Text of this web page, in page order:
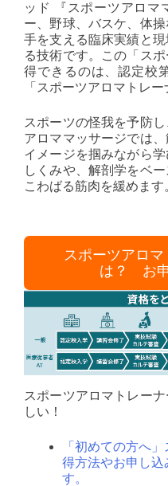
ッド 『スポーツアロマ
ー、野球、バスケ、体
手を支える臨床実績と
る技術です。この「ス
得できるのは、認定校
「スポーツアロマトレ
スポーツの怪我を予防
アロママッサージでは
イメージを掴みながら
しくみや、解剖学をベ
こわばる筋肉を緩めます
スポーツアロ
は？ お
スポーツアロマトレー
しい！
「初めての方へ
得方法やお申し込
す。